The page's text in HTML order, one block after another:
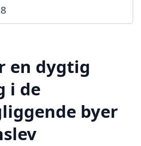
en dygtig
i de
byer